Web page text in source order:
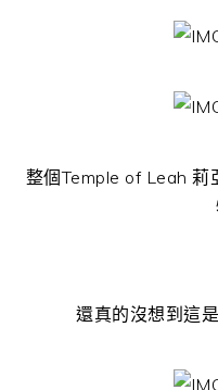
整個Temple of Leah 莉
還真的沒想到這